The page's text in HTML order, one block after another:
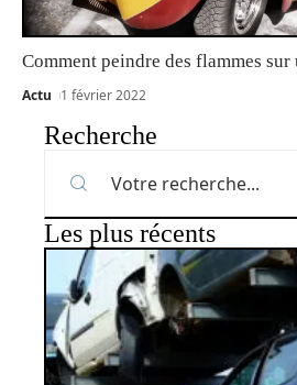
Comment peindre des flammes
Actu 1 février 2022
Recherche
Les plus récents